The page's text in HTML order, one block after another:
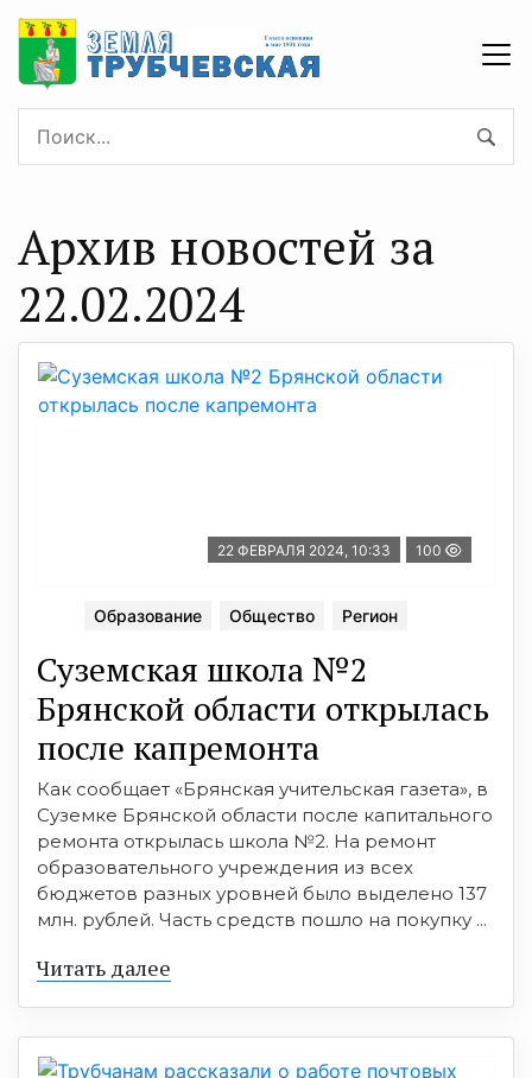
Архив новостей за
22.02.2024
22 ФЕВРАЛЯ 2024, 10:33 100
Образование Общество Регион
Суземская школа №2
Брянской области открылась
после капремонта
Как сообщает «Брянская учительская газета», в
Суземке Брянской области после капитального
ремонта открылась школа №2. На ремонт
образовательного учреждения из всех
бюджетов разных уровней было выделено 137
млн. рублей. Часть средств пошло на покупку ...
Читать далее